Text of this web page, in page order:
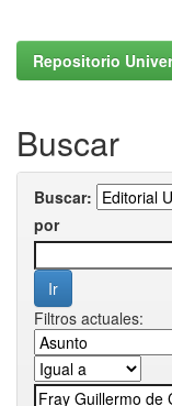
Repositorio
Buscar
Buscar:
por
Filtros actuales: